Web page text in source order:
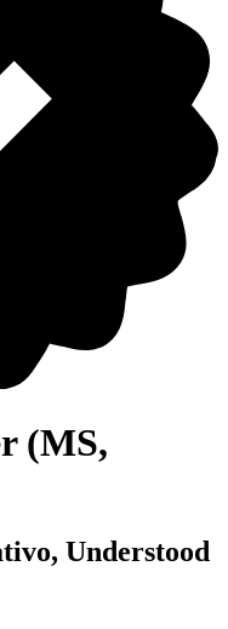
(MS,
Understood